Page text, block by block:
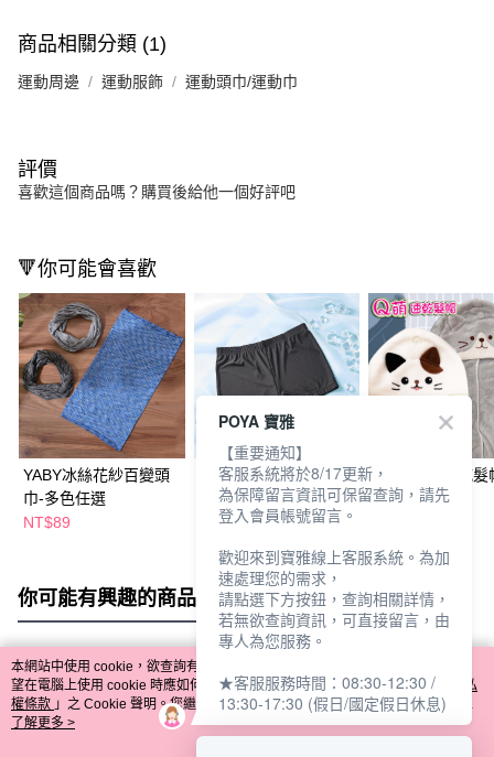
商品相關分類 (1)
運動周邊 運動服飾 運動頭巾/運動巾
評價
喜歡這個商品嗎？購買後給他一個好評吧
🔻你可能會喜歡
YABY冰絲花紗百變頭
巾-多色任選
NT$89
YABY冰絲透氣安全褲
NT$79
YABY造型速乾髮
貓-多款任選
你可能有興趣的商品 全站排行
熱門標籤
本網站中使用 cookie，欲查詢有關本網站使用 cookie 方式之詳情，及若您不希
望在電腦上使用 cookie 時應如何變更電腦的 cookie 設定，請參閱本網站「
隱私
權條款 」之 Cookie 聲明。您繼續使用本網站即表示您同意本公司得按本網站使
用條款之 Cookie 聲明使用 cookie。
了解更多 >
POYA 寶雅
【重要通知】
客服系統將於8/17更新，
為保障留言資訊可保留查詢，請先
登入會員帳號留言。
歡迎來到寶雅線上客服系統。為加
速處理您的需求，
請點選下方按鈕，查詢相關詳情，
若無欲查詢資訊，可直接留言，由
專人為您服務。
★客服服務時間：08:30-12:30 /
13:30-17:30 (假日/國定假日休息)